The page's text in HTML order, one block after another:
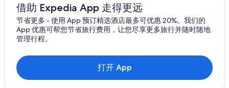
借助 Expedia App 走得更远
节省更多 - 使用 App 预订精选酒店最多可优惠 20%。我们的
App 优惠可帮您节省旅行费用，让您尽享更多旅行并随时随地
管理行程。
打开 App